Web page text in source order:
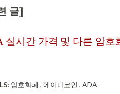
글]
실시간 가격 및 다른 암호
암호화폐 에이다코인 ADA